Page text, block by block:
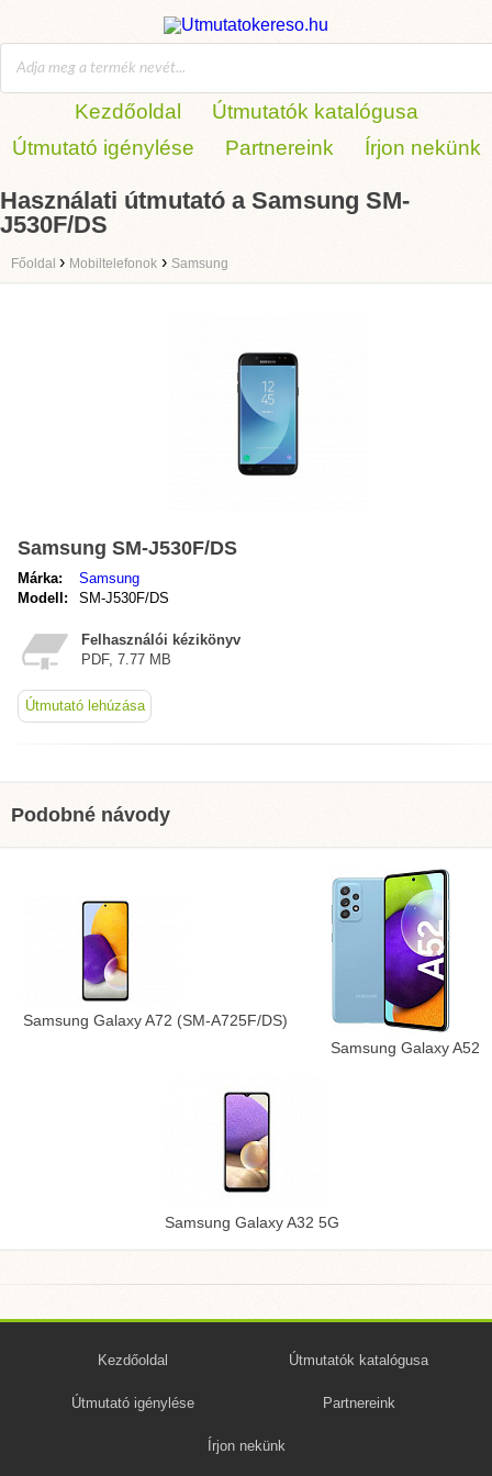
Kezdőoldal
Útmutatók katalógusa
Útmutató igénylése
Partnereink Írjon nekünk
Használati útmutató a Samsung SM-
J530F/DS
Főoldal › Mobiltelefonok › Samsung
Samsung SM-J530F/DS
Márka:
Samsung
Modell:
SM-J530F/DS
Felhasználói kézikönyv
PDF, 7.77 MB
Útmutató lehúzása
Podobné návody
Samsung Galaxy A72 (SM-A725F/DS)
Samsung Galaxy A52
Samsung Galaxy A32 5G
Kezdőoldal Útmutatók katalógusa
Útmutató igénylése Partnereink
Írjon nekünk